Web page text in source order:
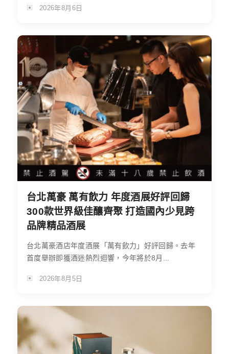
2026年8月6日
台北萬豪 萬有飲力 年度酒展好評回歸
300款世界級佳釀齊聚 打造國內少見跨
品牌精品酒展
台北萬豪酒店年度酒展「萬有飲力」好評回歸。去年
首度舉辦即獲酒迷熱烈迴響，今年將於8月...
2026年8月5日